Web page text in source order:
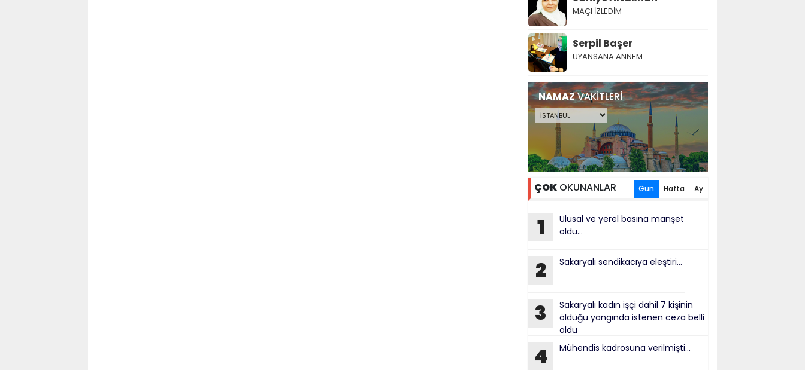
MAÇI İZLEDİM
Serpil Başer
UYANSANA ANNEM
NAMAZVAKİTLERİ
ÇOK OKUNANLAR Gün Hafta Ay
1
Ulusal ve yerel basına manşet
oldu...
2 Sakaryalı sendikacıya eleştiri...
3
Sakaryalı kadın işçi dahil 7 kişinin
öldüğü yangında istenen ceza belli
oldu
4 Mühendis kadrosuna verilmişti...